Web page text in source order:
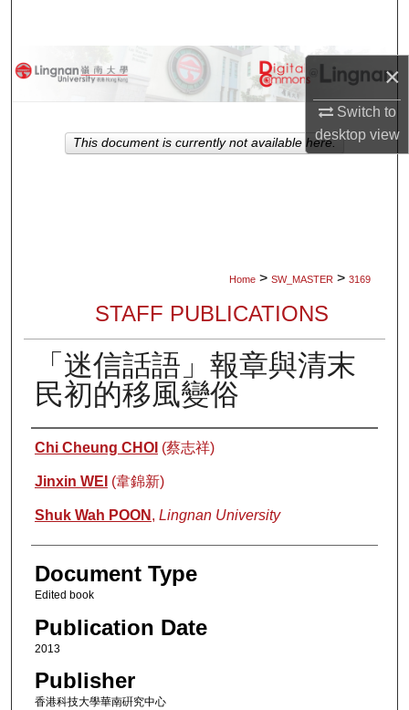
×
Switch to
desktopview
Browse Collections
About
Home > SW_MASTER > 3169
STAFF PUBLICATIONS
「迷信話語」報章與清末
民初的移風變俗
Authors
Chi Cheung CHOI (蔡志祥)
Jinxin WEI (韋錦新)
Shuk Wah POON , Lingnan University
Document Type
Edited book
Publication Date
2013
Publisher
香港科技大學華南硏究中心
This document is currently not available here.